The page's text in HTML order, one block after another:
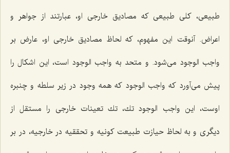
طبیعى، كلى طبیعى كه مصادیق خارجى او، عبارتند از جواهر و
اعراض. آنوقت این مفهوم، كه لحاظ مصادیق خارجى او، عارض بر
واجب الوجود مى‌شود. و متحد به واجب الوجود است، این اشكال را
پیش مى‌آورد كه واجب الوجود كه همه وجود در زیر سلطه و چنبره
اوست، این واجب الوجود تك، تك تعینات خارجى را مستقل از
دیگرى و به لحاظ حیازت طبیعت كونیه و تحققیه در خارجیه، در بر